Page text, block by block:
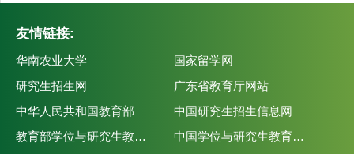
友情链接:
华南农业大学
国家留学网
研究生招生网
广东省教育厅网站
中华人民共和国教育部
中国研究生招生信息网
教育部学位与研究生教育发展中心
中国学位与研究生教育学会